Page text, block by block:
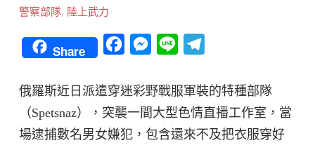
警察部隊, 陸上武力
Share FacebookMessenger
Line
俄羅斯近日派遣穿迷彩野戰服軍裝的特種部隊
（Spetsnaz），突襲一間大型色情直播工作室，當
場逮捕數名男女嫌犯，包含還來不及把衣服穿好